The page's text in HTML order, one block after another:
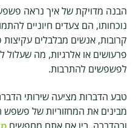
הבנה מדויקת של איך נראה פשפש
נוכחותו, הם צעדים חיוניים
קרובות, אנשים מבלבלים
פרעושים או אלרגיות, מה שעלול
לפשפשים להתרבות.
טבע הדברות מציעה שירותי
מבינים את המחזוריות של פשפש